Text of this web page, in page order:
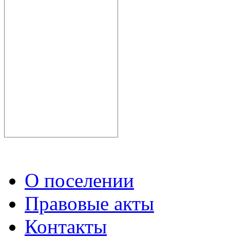
О поселении
Правовые акты
Контакты